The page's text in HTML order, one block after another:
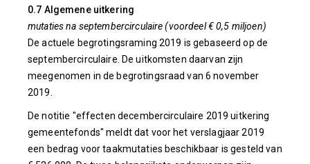
0.7 Algemene uitkering
mutaties na septembercirculaire (voordeel € 0,5 miljoen)
De actuele begrotingsraming 2019 is gebaseerd op de
septembercirculaire. De uitkomsten daarvan zijn
meegenomen in de begrotingsraad van 6 november
2019.
De notitie "effecten decembercirculaire 2019 uitkering
gemeentefonds" meldt dat voor het verslagjaar 2019
een bedrag voor taakmutaties beschikbaar is gesteld van